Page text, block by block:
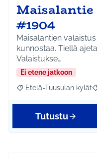
#1904
Maisalantien
kunnostaa. Tiellä
Valaistukse…
Ei etene jatkoon
Rajaa tulokset aihepiirin
Etelä-Tuusulan kylät
Tutustu